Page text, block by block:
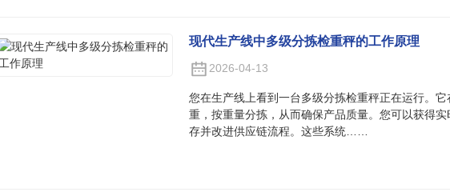
现代生产线中多级分拣检重秤的工作原理
2026-04-13
您在生产线上看到一台多级分拣检重秤正在运行。
重，按重量分拣，从而确保产品质量。您可以获得
存并改进供应链流程。这些系统……